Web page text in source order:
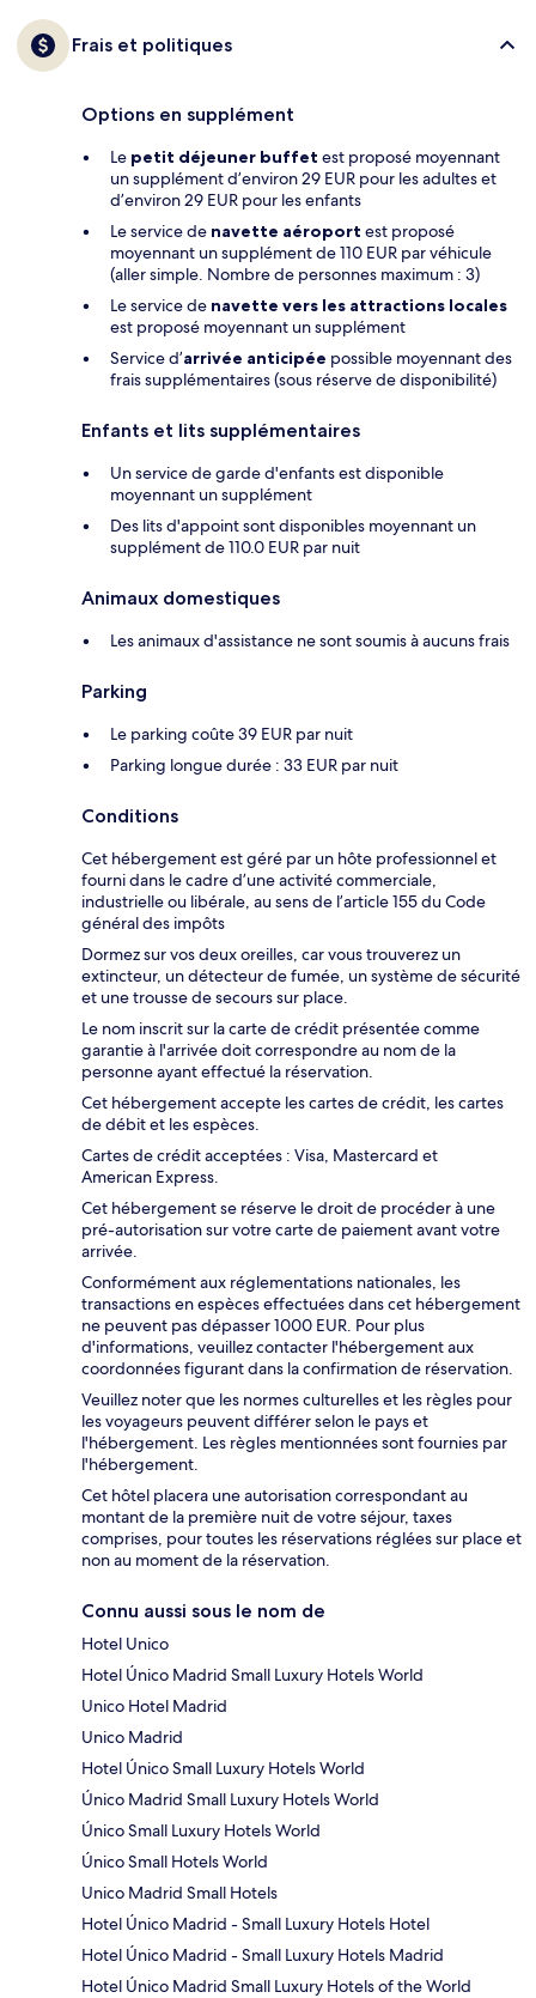
Frais et politiques
Options en supplément
Le petit déjeuner buffet est proposé moyennant
un supplément d’environ 29 EUR pour les adultes et
d’environ 29 EUR pour les enfants
Le service de navette aéroport est proposé
moyennant un supplément de 110 EUR par véhicule
(aller simple. Nombre de personnes maximum : 3)
Le service de navette vers les attractions locales
est proposé moyennant un supplément
Service d’arrivée anticipée possible moyennant des
frais supplémentaires (sous réserve de disponibilité)
Enfants et lits supplémentaires
Un service de garde d'enfants est disponible
moyennant un supplément
Des lits d'appoint sont disponibles moyennant un
supplément de 110.0 EUR par nuit
Animaux domestiques
Les animaux d'assistance ne sont soumis à aucuns frais
Parking
Le parking coûte 39 EUR par nuit
Parking longue durée : 33 EUR par nuit
Conditions
Cet hébergement est géré par un hôte professionnel et
fourni dans le cadre d’une activité commerciale,
industrielle ou libérale, au sens de l’article 155 du Code
général des impôts
Dormez sur vos deux oreilles, car vous trouverez un
extincteur, un détecteur de fumée, un système de sécurité
et une trousse de secours sur place.
Le nom inscrit sur la carte de crédit présentée comme
garantie à l'arrivée doit correspondre au nom de la
personne ayant effectué la réservation.
Cet hébergement accepte les cartes de crédit, les cartes
de débit et les espèces.
Cartes de crédit acceptées : Visa, Mastercard et
American Express.
Cet hébergement se réserve le droit de procéder à une
pré-autorisation sur votre carte de paiement avant votre
arrivée.
Conformément aux réglementations nationales, les
transactions en espèces effectuées dans cet hébergement
ne peuvent pas dépasser 1000 EUR. Pour plus
d'informations, veuillez contacter l'hébergement aux
coordonnées figurant dans la confirmation de réservation.
Veuillez noter que les normes culturelles et les règles pour
les voyageurs peuvent différer selon le pays et
l'hébergement. Les règles mentionnées sont fournies par
l'hébergement.
Cet hôtel placera une autorisation correspondant au
montant de la première nuit de votre séjour, taxes
comprises, pour toutes les réservations réglées sur place et
non au moment de la réservation.
Connu aussi sous le nom de
Hotel Unico
Hotel Único Madrid Small Luxury Hotels World
Unico Hotel Madrid
Unico Madrid
Hotel Único Small Luxury Hotels World
Único Madrid Small Luxury Hotels World
Único Small Luxury Hotels World
Único Small Hotels World
Unico Madrid Small Hotels
Hotel Único Madrid - Small Luxury Hotels Hotel
Hotel Único Madrid - Small Luxury Hotels Madrid
Hotel Único Madrid Small Luxury Hotels of the World